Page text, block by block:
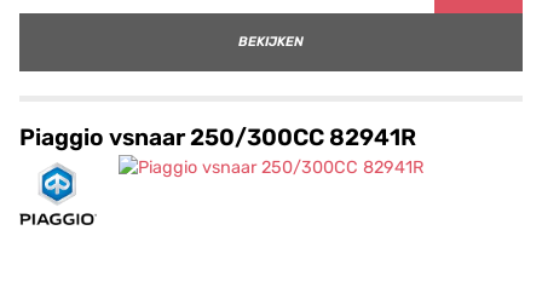
BEKIJKEN
Piaggio vsnaar 250/300CC 82941R